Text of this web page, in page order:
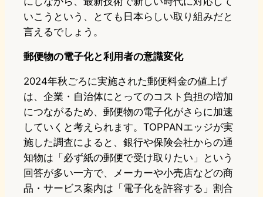
いこうという、とても日本らしい取り組みだと
言えるでしょう。
郵便物の電子化と利用者の意識変化
2024年秋ごろに実施された郵便料金の値上げ
は、企業・自治体にとってのコスト負担の増加
につながるため、郵便物の電子化がさらに加速
していくと考えられます。TOPPANエッジが実
施した調査によると、銀行や保険会社からの通
知物は「必ず紙の郵便で受け取りたい」という
回答が多い一方で、メーカーや小売店などの商
品・サービス案内は「電子化を許容する」割合